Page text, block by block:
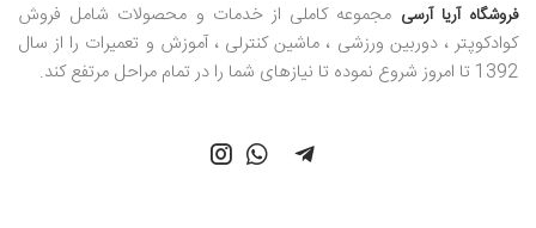
فروشگاه آریا آرسی مجموعه کاملی از خدمات و محصولات شامل فروش
کوادکوپتر ، دوربین ورزشی ، ماشین کنترلی ، آموزش و تعمیرات را از سال
1392 تا امروز شروع نموده تا نیازهای شما را در تمام مراحل مرتفع کند.